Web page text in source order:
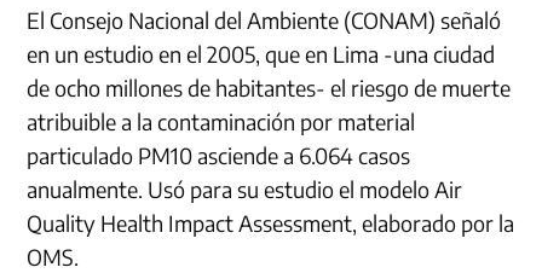
El Consejo Nacional del Ambiente (CONAM) señaló
en un estudio en el 2005, que en Lima -una ciudad
de ocho millones de habitantes- el riesgo de muerte
atribuible a la contaminación por material
particulado PM10 asciende a 6.064 casos
anualmente. Usó para su estudio el modelo Air
Quality Health Impact Assessment, elaborado por la
OMS.